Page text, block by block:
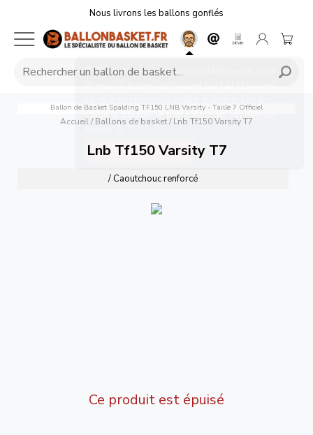
Nous livrons les ballons gonflés
Ballon de Basket Spalding TF150 LNB Varsity - Taille 7 Officiel
Accueil/ Ballons de basket/ Lnb Tf150 Varsity T7
Lnb Tf150 Varsity T7
/ Caoutchouc renforcé
Ce produit est épuisé
👋 Bonjour, je suis ton assistant perso pour
t'aide à trouver le bon ballon en un rien de
temps 💪
Discuter maintenant
×